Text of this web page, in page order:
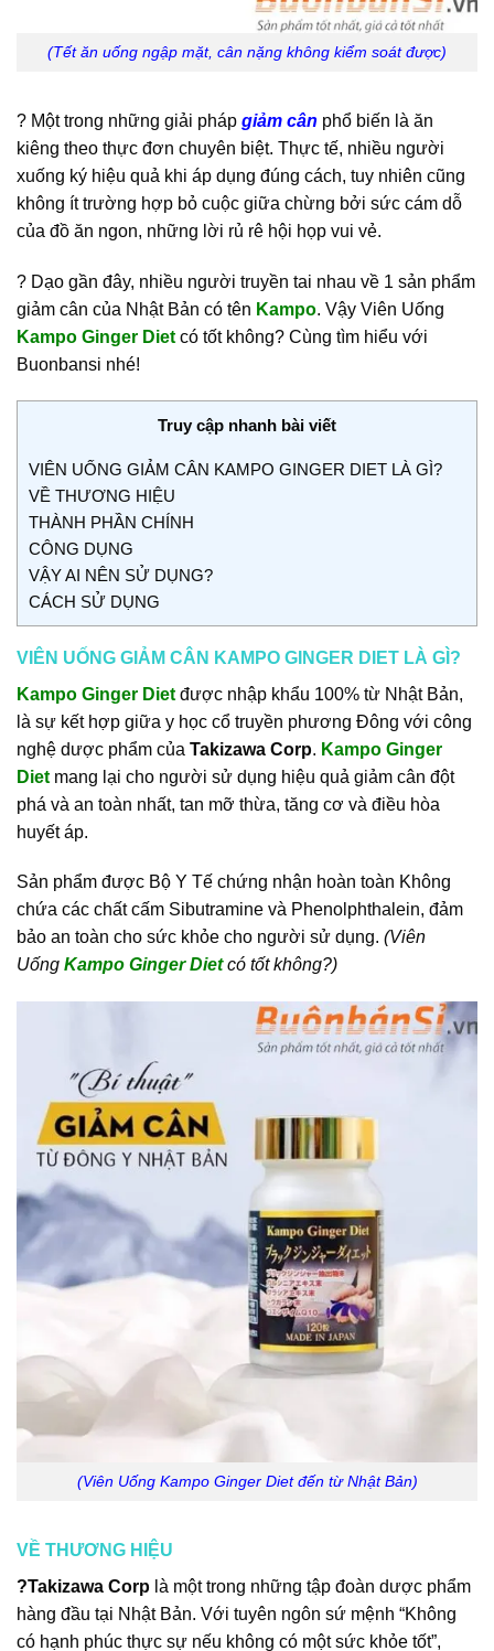
(Tết ăn uống ngập mặt, cân nặng không kiểm soát được)
? Một trong những giải pháp giảm cân phổ biến là ăn
kiêng theo thực đơn chuyên biệt. Thực tế, nhiều người
xuống ký hiệu quả khi áp dụng đúng cách, tuy nhiên cũng
không ít trường hợp bỏ cuộc giữa chừng bởi sức cám dỗ
của đồ ăn ngon, những lời rủ rê hội họp vui vẻ.
? Dạo gần đây, nhiều người truyền tai nhau về 1 sản phẩm
giảm cân của Nhật Bản có tên Kampo. Vậy Viên Uống
Kampo Ginger Diet có tốt không? Cùng tìm hiểu với
Buonbansi nhé!
Truy cập nhanh bài viết
VIÊN UỐNG GIẢM CÂN KAMPO GINGER DIET LÀ GÌ?
VỀ THƯƠNG HIỆU
THÀNH PHẦN CHÍNH
CÔNG DỤNG
VẬY AI NÊN SỬ DỤNG?
CÁCH SỬ DỤNG
VIÊN UỐNG GIẢM CÂN KAMPO GINGER DIET LÀ GÌ?
Kampo Ginger Diet được nhập khẩu 100% từ Nhật Bản,
là sự kết hợp giữa y học cổ truyền phương Đông với công
nghệ dược phẩm của Takizawa Corp. Kampo Ginger
Diet mang lại cho người sử dụng hiệu quả giảm cân đột
phá và an toàn nhất, tan mỡ thừa, tăng cơ và điều hòa
huyết áp.
Sản phẩm được Bộ Y Tế chứng nhận hoàn toàn Không
chứa các chất cấm Sibutramine và Phenolphthalein, đảm
bảo an toàn cho sức khỏe cho người sử dụng. (Viên
Uống Kampo Ginger Diet có tốt không?)
(Viên Uống Kampo Ginger Diet đến từ Nhật Bản)
VỀ THƯƠNG HIỆU
?Takizawa Corp là một trong những tập đoàn dược phẩm
hàng đầu tại Nhật Bản. Với tuyên ngôn sứ mệnh “Không
có hạnh phúc thực sự nếu không có một sức khỏe tốt”,